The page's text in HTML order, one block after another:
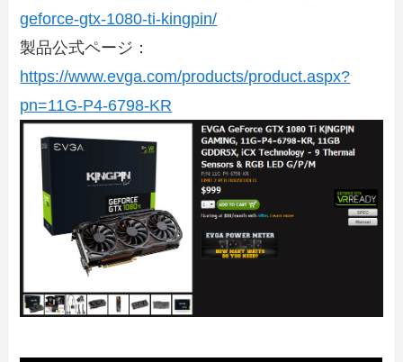
geforce-gtx-1080-ti-kingpin/
製品公式ページ：
https://www.evga.com/products/product.aspx?
pn=11G-P4-6798-KR